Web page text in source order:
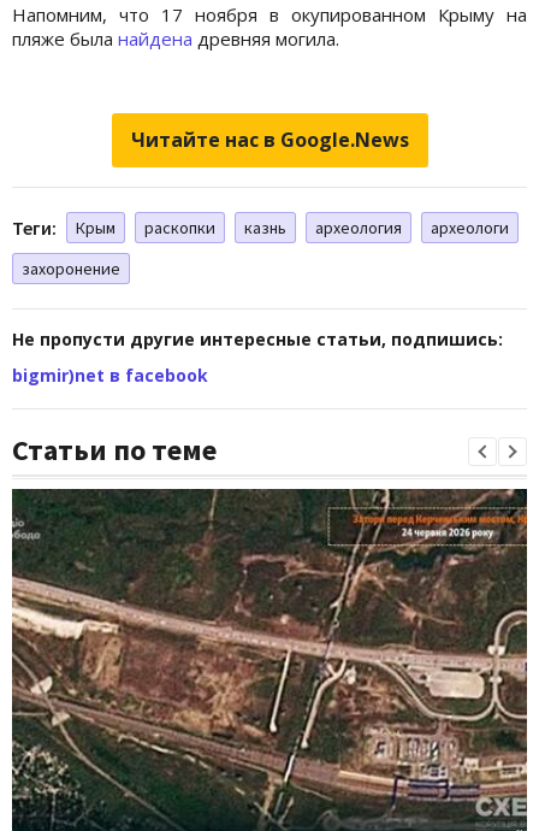
Напомним, что 17 ноября в окупированном Крыму на
пляже была найдена древняя могила.
Читайте нас в Google.News
Теги: Крым раскопки казнь археология
археологи
захоронение
Не пропусти другие интересные статьи, подпишись:
bigmir)net в facebook
Статьи по теме